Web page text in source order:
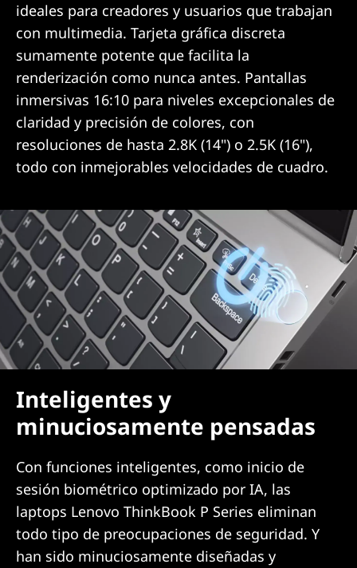
ideales para creadores y usuarios que trabajan
con multimedia. Tarjeta gráfica discreta
sumamente potente que facilita la
renderización como nunca antes. Pantallas
inmersivas 16:10 para niveles excepcionales de
claridad y precisión de colores, con
resoluciones de hasta 2.8K (14") o 2.5K (16"),
todo con inmejorables velocidades de cuadro.
Inteligentes y
minuciosamente pensadas
Con funciones inteligentes, como inicio de
sesión biométrico optimizado por IA, las
laptops Lenovo ThinkBook P Series eliminan
todo tipo de preocupaciones de seguridad. Y
han sido minuciosamente diseñadas y